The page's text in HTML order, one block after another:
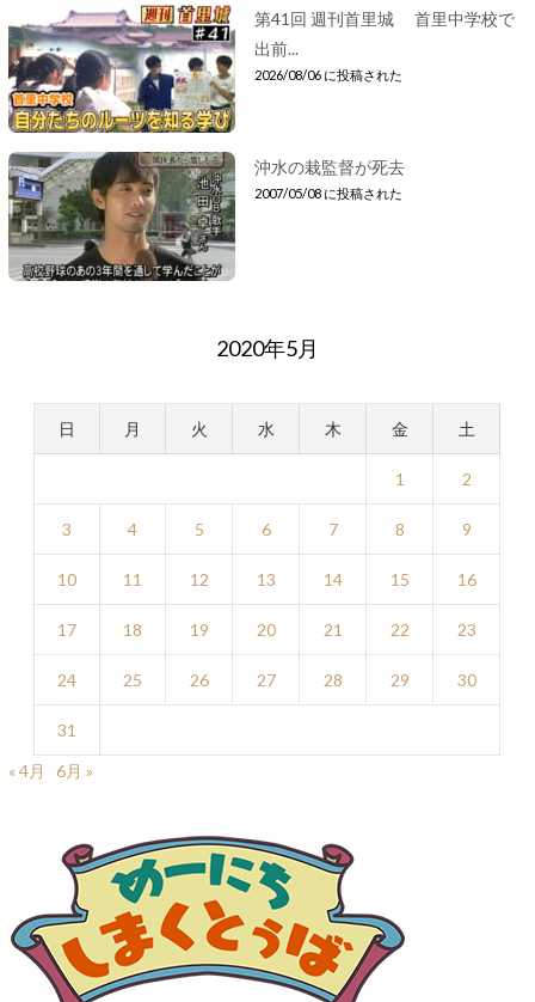
第41回 週刊首里城 首里中学校で
出前...
2026/08/06 に投稿された
沖水の栽監督が死去
2007/05/08 に投稿された
2020年5月
日 月 火 水 木 金 土
1 2
3 4 5 6 7 8 9
10 11 12 13 14 15 16
17 18 19 20 21 22 23
24 25 26 27 28 29 30
31
« 4月
6月 »